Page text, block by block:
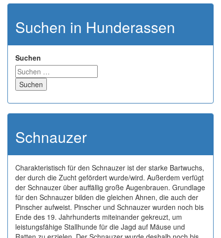
Suchen in Hunderassen
Suchen
Suchen
Schnauzer
Charakteristisch für den Schnauzer ist der starke Bartwuchs,
der durch die Zucht gefördert wurde/wird. Außerdem verfügt
der Schnauzer über auffällig große Augenbrauen. Grundlage
für den Schnauzer bilden die gleichen Ahnen, die auch der
Pinscher aufweist. Pinscher und Schnauzer wurden noch bis
Ende des 19. Jahrhunderts miteinander gekreuzt, um
leistungsfähige Stallhunde für die Jagd auf Mäuse und